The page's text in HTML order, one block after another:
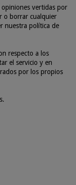
opiniones vertidas por
o borrar cualquier
nuestra política de
respecto a los
el servicio y en
por los propios